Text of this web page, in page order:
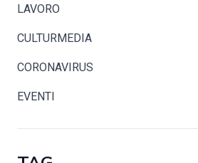
LAVORO
CULTURMEDIA
CORONAVIRUS
EVENTI